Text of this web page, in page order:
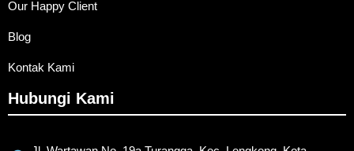
Our Happy Client
Blog
Kontak Kami
Hubungi Kami